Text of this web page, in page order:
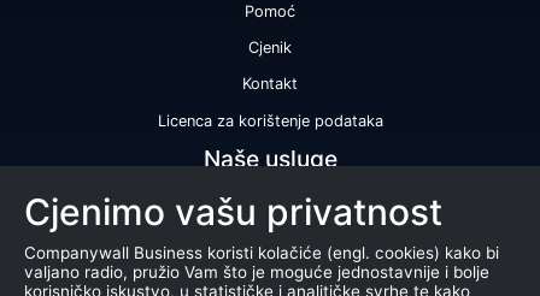
Pomoć
Cjenik
Kontakt
Licenca za korištenje podataka
Naše usluge
Bonitetna ocjena
Bonitetno izvješće
Certifikat bonitetne izvrsnosti
Cjenimo vašu privatnost
Companywall Business koristi kolačiće (engl. cookies) kako bi
valjano radio, pružio Vam što je moguće jednostavnije i bolje
korisničko iskustvo, u statističke i analitičke svrhe te kako